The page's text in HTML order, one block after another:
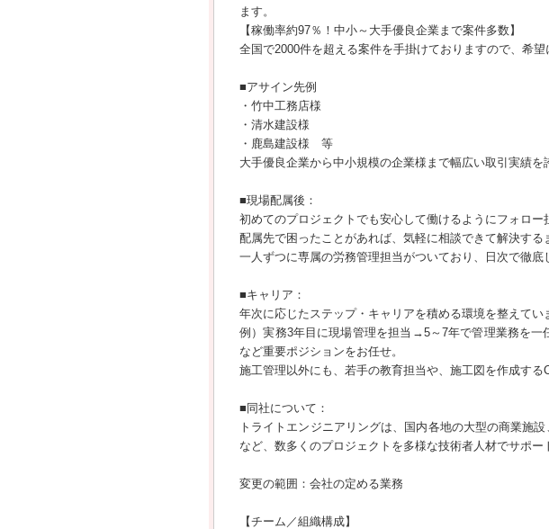
ます。
【稼働率約97％！中小～大手優良企業まで案件多数】
全国で2000件を超える案件を手掛けておりますので、希
■アサイン先例
・竹中工務店様
・清水建設様
・鹿島建設様 等
大手優良企業から中小規模の企業様まで幅広い取引実績を
■現場配属後：
初めてのプロジェクトでも安心して働けるようにフォロー
配属先で困ったことがあれば、気軽に相談できて解決する
一人ずつに専属の労務管理担当がついており、日次で徹底
■キャリア：
年次に応じたステップ・キャリアを積める環境を整えてい
例）実務3年目に現場管理を担当→5～7年で管理業務を
など重要ポジションをお任せ。
施工管理以外にも、若手の教育担当や、施工図を作成する
■同社について：
トライトエンジニアリングは、国内各地の大型の商業施
など、数多くのプロジェクトを多様な技術者人材でサポー
変更の範囲：会社の定める業務
【チーム／組織構成】